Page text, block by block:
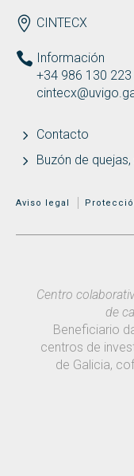
ENDEREZO ES
CINTECX
Información
+34 986 130 223
Contacto
Buzón de
MENÚ ADICIONAL
Aviso legal
Centro
de
Beneficiario
centros de
de Galicia,